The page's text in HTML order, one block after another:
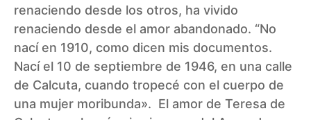
renaciendo desde los otros, ha vivido
renaciendo desde el amor abandonado. “No
nací en 1910, como dicen mis documentos.
Nací el 10 de septiembre de 1946, en una calle
de Calcuta, cuando tropecé con el cuerpo de
una mujer moribunda». El amor de Teresa de